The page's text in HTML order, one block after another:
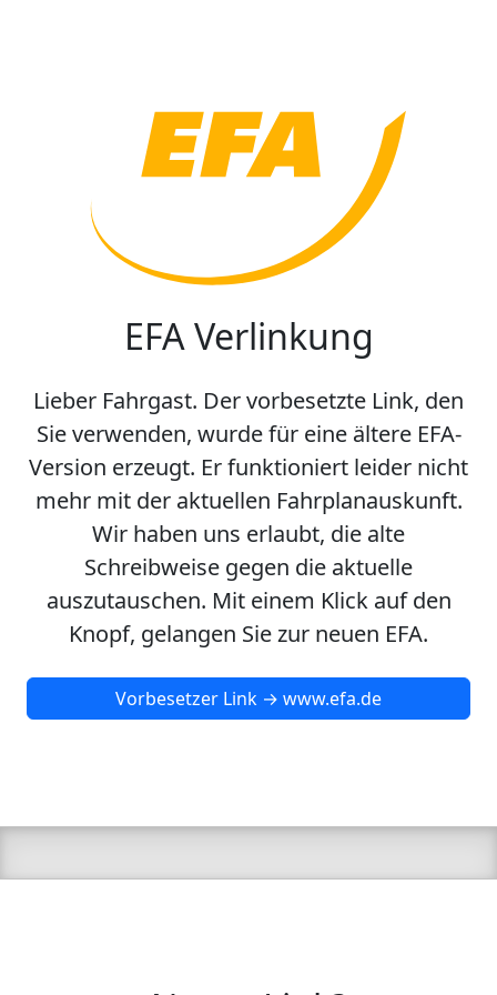
EFA Verlinkung
Lieber Fahrgast. Der vorbesetzte Link, den
Sie verwenden, wurde für eine ältere EFA-
Version erzeugt. Er funktioniert leider nicht
mehr mit der aktuellen Fahrplanauskunft.
Wir haben uns erlaubt, die alte
Schreibweise gegen die aktuelle
auszutauschen. Mit einem Klick auf den
Knopf, gelangen Sie zur neuen EFA.
Vorbesetzer Link → www.efa.de